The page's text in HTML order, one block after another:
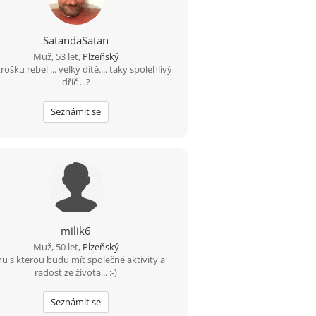
SatandaSatan
Muž, 53 let, Plzeňský
rebel ... velký dítě.... taky spolehlivý
dříč ...?
Seznámit se
milik6
Muž, 50 let, Plzeňský
s kterou budu mít společné aktivity a
radost ze života... :-)
Seznámit se